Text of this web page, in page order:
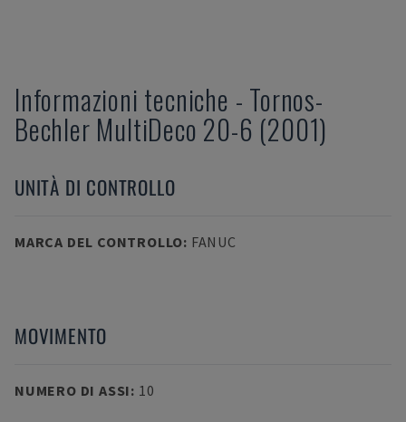
Informazioni tecniche - Tornos-
Bechler MultiDeco 20-6 (2001)
UNITÀ DI CONTROLLO
MARCA DEL CONTROLLO: FANUC
MOVIMENTO
NUMERO DI ASSI: 10